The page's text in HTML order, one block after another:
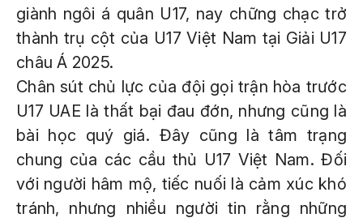
giành ngôi á quân U17, nay chững chạc trở
thành trụ cột của U17 Việt Nam tại Giải U17
châu Á 2025.
Chân sút chủ lực của đội gọi trận hòa trước
U17 UAE là thất bại đau đớn, nhưng cũng là
bài học quý giá. Đây cũng là tâm trạng
chung của các cầu thủ U17 Việt Nam. Đối
với người hâm mộ, tiếc nuối là cảm xúc khó
tránh, nhưng nhiều người tin rằng những